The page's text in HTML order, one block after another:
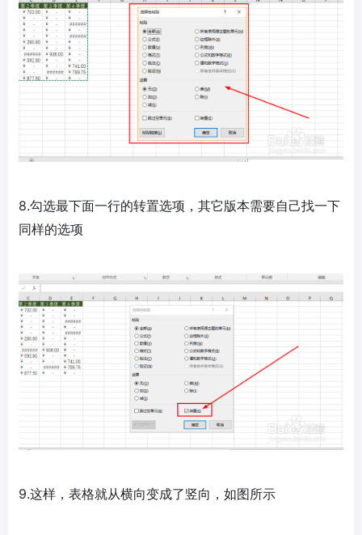
8.勾选最下面一行的转置选项，其它版本需要自己找一下
同样的选项
9.这样，表格就从横向变成了竖向，如图所示